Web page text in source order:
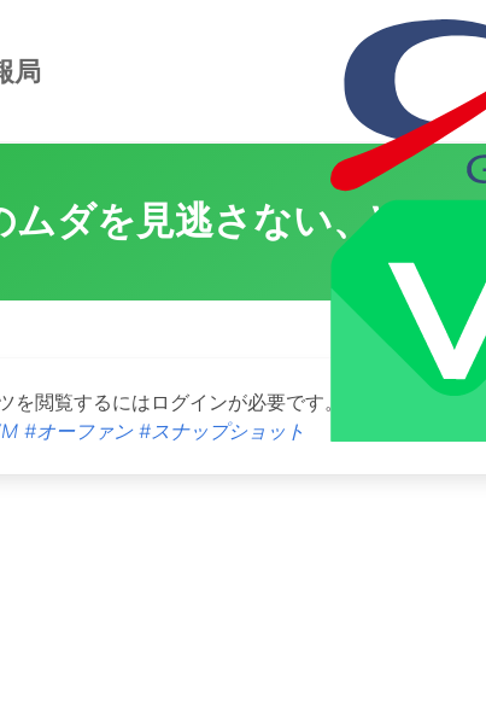
局
ムダを見逃さない、
を閲覧するにはログインが必要です。お願い Log In.
#オーファン #スナップショット